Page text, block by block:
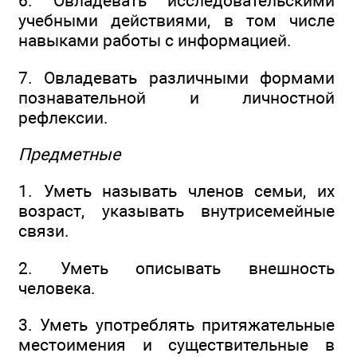
учебными действиями, в том числе
навыками работы с информацией.
7. Овладевать различными формами
познавательной и личностной
рефлексии.
Предметные
1. Уметь называть членов семьи, их
возраст, указывать внутрисемейные
связи.
2. Уметь описывать внешность
человека.
3. Уметь употреблять притяжательные
местоимения и существительные в